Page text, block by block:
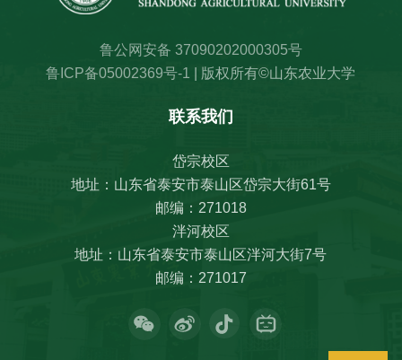
鲁公网安备 37090202000305号
鲁ICP备05002369号-1 | 版权所有©山东农业大学
联系我们
岱宗校区
地址：山东省泰安市泰山区岱宗大街61号
邮编：271018
泮河校区
地址：山东省泰安市泰山区泮河大街7号
邮编：271017